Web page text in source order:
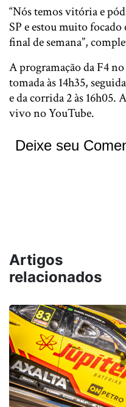
“Nós temos vitória e
SP e estou muito
final de semana”,
A programação da F4
tomada às 14h35,
e da corrida 2 às 16h05.
vivo no YouTube.
Deixe seu
Artigos
relacionados